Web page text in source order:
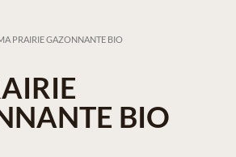
PRAIRIE GAZONNANTE BIO
BIO